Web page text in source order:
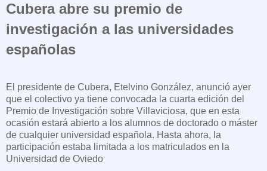
Cubera abre su premio de
investigación a las universidades
españolas
El presidente de Cubera, Etelvino González, anunció ayer
que el colectivo ya tiene convocada la cuarta edición del
Premio de Investigación sobre Villaviciosa, que en esta
ocasión estará abierto a los alumnos de doctorado o máster
de cualquier universidad española. Hasta ahora, la
participación estaba limitada a los matriculados en la
Universidad de Oviedo